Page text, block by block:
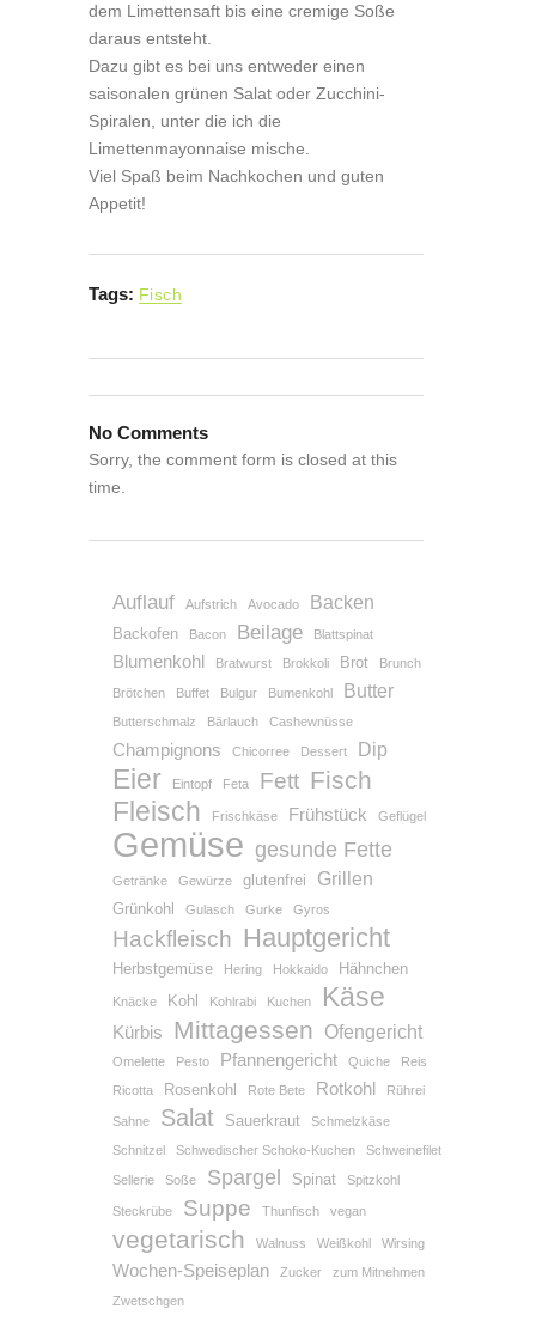
dem Limettensaft bis eine cremige Soße
daraus entsteht.
Dazu gibt es bei uns entweder einen
saisonalen grünen Salat oder Zucchini-
Spiralen, unter die ich die
Limettenmayonnaise mische.
Viel Spaß beim Nachkochen und guten
Appetit!
Tags: Fisch
No Comments
Sorry, the comment form is closed at this
time.
Auflauf Aufstrich Avocado Backen
Backofen Bacon Beilage Blattspinat
Blumenkohl Bratwurst Brokkoli Brot Brunch
Brötchen Buffet Bulgur Bumenkohl Butter
Butterschmalz Bärlauch Cashewnüsse
Champignons Chicorree Dessert Dip
Eier Eintopf Feta Fett Fisch
Fleisch Frischkäse Frühstück Geflügel
Gemüse gesunde Fette
Getränke Gewürze glutenfrei Grillen
Grünkohl Gulasch Gurke Gyros
Hackfleisch Hauptgericht
Herbstgemüse Hering Hokkaido Hähnchen
Knäcke Kohl Kohlrabi Kuchen Käse
Kürbis Mittagessen Ofengericht
Omelette Pesto Pfannengericht Quiche
Reis
Ricotta
Rosenkohl Rote Bete Rotkohl Rührei
Sahne Salat Sauerkraut
Schmelzkäse
Schnitzel
Schwedischer Schoko-Kuchen Schweinefilet
Sellerie Soße Spargel Spinat Spitzkohl
Steckrübe Suppe Thunfisch vegan
vegetarisch Walnuss Weißkohl Wirsing
Wochen-Speiseplan Zucker
zum Mitnehmen
Zwetschgen